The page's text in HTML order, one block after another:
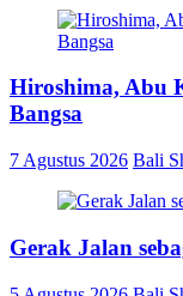
Hiroshima, Abu
Bangsa
7 Agustus 2026 Bali
Gerak Jalan